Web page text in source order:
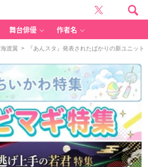
舞台俳優 作者名
海渡翼 > 『あんスタ』発表されたばかりの新ユニット